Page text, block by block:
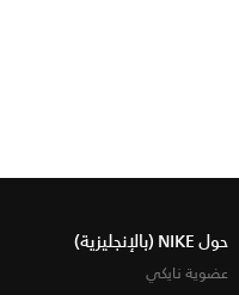
حول NIKE (بالإنجليزية)
عضوية نايكي